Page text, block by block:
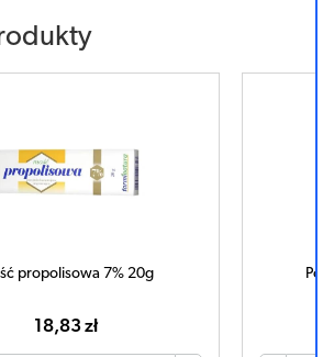
propolisowa 7% 20g
18,83 zł